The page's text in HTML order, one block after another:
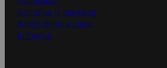
Näin tilaat ja muokkaat
Kaikki ohjeet ja vinkit
In English